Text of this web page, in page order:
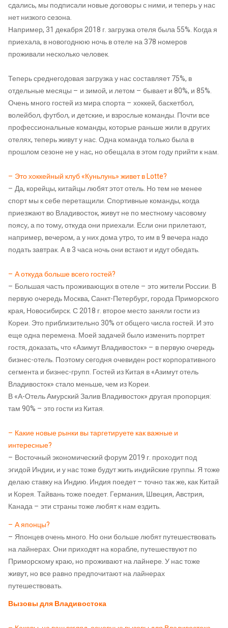
сдались, мы подписали новые договоры с ними, и теперь у нас
нет низкого сезона.
Например, 31 декабря 2018 г. загрузка отеля была 55%. Когда я
приехала, в новогоднюю ночь в отеле на 378 номеров
проживали несколько человек.
Теперь среднегодовая загрузка у нас составляет 75%, в
отдельные месяцы – и зимой, и летом – бывает и 80%, и 85%.
Очень много гостей из мира спорта – хоккей, баскетбол,
волейбол, футбол, и детские, и взрослые команды. Почти все
профессиональные команды, которые раньше жили в других
отелях, теперь живут у нас. Одна команда только была в
прошлом сезоне не у нас, но обещала в этом году прийти к нам.
– Это хоккейный клуб «Куньлунь» живет в Lotte?
– Да, корейцы, китайцы любят этот отель. Но тем не менее
спорт мы к себе перетащили. Спортивные команды, когда
приезжают во Владивосток, живут не по местному часовому
поясу, а по тому, откуда они приехали. Если они прилетают,
например, вечером, а у них дома утро, то им в 9 вечера надо
подать завтрак. А в 3 часа ночь они встают и идут обедать.
– А откуда больше всего гостей?
– Большая часть проживающих в отеле – это жители России. В
первую очередь Москва, Санкт-Петербург, города Приморского
края, Новосибирск. С 2018 г. второе место заняли гости из
Кореи. Это приблизительно 30% от общего числа гостей. И это
еще одна перемена. Моей задачей было изменить портрет
гостя, доказать, что «Азимут Владивосток» – в первую очередь
бизнес-отель. Поэтому сегодня очевиден рост корпоративного
сегмента и бизнес-групп. Гостей из Китая в «Азимут отель
Владивосток» стало меньше, чем из Кореи.
В «А-Отель Амурский Залив Владивосток» другая пропорция:
там 90% – это гости из Китая.
– Какие новые рынки вы таргетируете как важные и
интересные?
– Восточный экономический форум 2019 г. проходит под
эгидой Индии, и у нас тоже будут жить индийские группы. Я тоже
делаю ставку на Индию. Индия поедет – точно так же, как Китай
и Корея. Тайвань тоже поедет. Германия, Швеция, Австрия,
Канада – эти страны тоже любят к нам ездить.
– А японцы?
– Японцев очень много. Но они больше любят путешествовать
на лайнерах. Они приходят на корабле, путешествуют по
Приморскому краю, но проживают на лайнере. У нас тоже
живут, но все равно предпочитают на лайнерах
путешествовать.
Вызовы для Владивостока